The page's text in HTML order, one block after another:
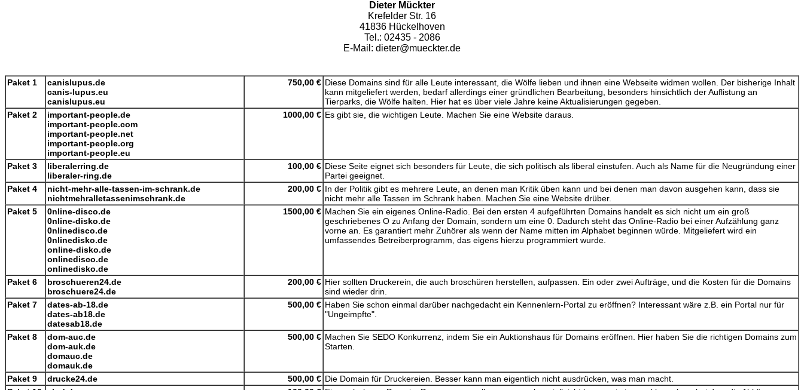
Dieter Mückter
Krefelder Str. 16
41836 Hückelhoven
Tel.: 02435 - 2086
E-Mail: dieter@mueckter.de
Paket 1
canislupus.de
canis-lupus.eu
canislupus.eu
750,00 € Diese Domains sind für alle Leute interessant, die Wölfe lieben und ihnen eine Webseite widmen wollen. Der bisherige Inhalt
kann mitgeliefert werden, bedarf allerdings einer gründlichen Bearbeitung, besonders hinsichtlich der Auflistung an
Tierparks, die Wölfe halten. Hier hat es über viele Jahre keine Aktualisierungen gegeben.
Paket 2
important-people.de
important-people.com
important-people.net
important-people.org
important-people.eu
1000,00 € Es gibt sie, die wichtigen Leute. Machen Sie eine Website daraus.
Paket 3
liberalerring.de
liberaler-ring.de
100,00 € Diese Seite eignet sich besonders für Leute, die sich politisch als liberal einstufen. Auch als Name für die Neugründung einer
Partei geeignet.
Paket 4
nicht-mehr-alle-tassen-im-schrank.de
nichtmehralletassenimschrank.de
200,00 € In der Politik gibt es mehrere Leute, an denen man Kritik üben kann und bei denen man davon ausgehen kann, dass sie
nicht mehr alle Tassen im Schrank haben. Machen Sie eine Website drüber.
Paket 5
0nline-disco.de
0nline-disko.de
0nlinedisco.de
0nlinedisko.de
online-disko.de
onlinedisco.de
onlinedisko.de
1500,00 € Machen Sie ein eigenes Online-Radio. Bei den ersten 4 aufgeführten Domains handelt es sich nicht um ein groß
geschriebenes O zu Anfang der Domain, sondern um eine 0. Dadurch steht das Online-Radio bei einer Aufzählung ganz
vorne an. Es garantiert mehr Zuhörer als wenn der Name mitten im Alphabet beginnen würde. Mitgeliefert wird ein
umfassendes Betreiberprogramm, das eigens hierzu programmiert wurde.
Paket 6
broschueren24.de
broschuere24.de
200,00 € Hier sollten Druckerein, die auch broschüren herstellen, aufpassen. Ein oder zwei Aufträge, und die Kosten für die Domains
sind wieder drin.
Paket 7
dates-ab-18.de
dates-ab18.de
datesab18.de
500,00 € Haben Sie schon einmal darüber nachgedacht ein Kennenlern-Portal zu eröffnen? Interessant wäre z.B. ein Portal nur für
"Ungeimpfte".
Paket 8
dom-auc.de
dom-auk.de
domauc.de
domauk.de
500,00 € Machen Sie SEDO Konkurrenz, indem Sie ein Auktionshaus für Domains eröffnen. Hier haben Sie die richtigen Domains zum
Starten.
Paket 9 drucke24.de 500,00 € Die Domain für Druckereien. Besser kann man eigentlich nicht ausdrücken, was man macht.